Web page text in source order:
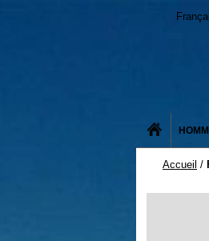
Accueil /